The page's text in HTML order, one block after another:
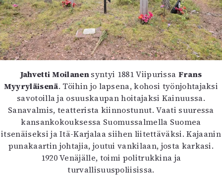
Jahvetti Moilanensyntyi 1881 Viipurissa Frans
Myyryläisenä. Töihin jo lapsena, kohosi työnjohtajaksi
savotoilla ja osuuskaupan hoitajaksi Kainuussa.
Sanavalmis, teatterista kiinnostunut. Vaati suuressa
kansankokouksessa Suomussalmella Suomea
itsenäiseksi ja Itä-Karjalaa siihen liitettäväksi. Kajaanin
punakaartin johtajia, joutui vankilaan, josta karkasi.
1920 Venäjälle, toimi politrukkina ja
turvallisuuspoliisissa.